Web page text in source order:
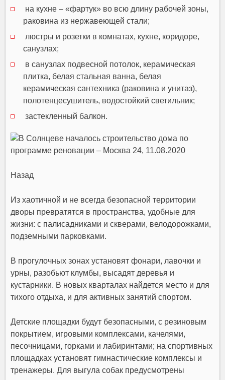
на кухне – «фартук» во всю длину рабочей зоны,
раковина из нержавеющей стали;
люстры и розетки в комнатах, кухне, коридоре,
санузлах;
в санузлах подвесной потолок, керамическая
плитка, белая стальная ванна, белая
керамическая сантехника (раковина и унитаз),
полотенцесушитель, водостойкий светильник;
застекленный балкон.
Назад
Из хаотичной и не всегда безопасной территории
дворы превратятся в пространства, удобные для
жизни: с палисадниками и скверами, велодорожками,
подземными парковками.
В прогулочных зонах установят фонари, лавочки и
урны, разобьют клумбы, высадят деревья и
кустарники. В новых кварталах найдется место и для
тихого отдыха, и для активных занятий спортом.
Детские площадки будут безопасными, с резиновым
покрытием, игровыми комплексами, качелями,
песочницами, горками и лабиринтами; на спортивных
площадках установят гимнастические комплексы и
тренажеры. Для выгула собак предусмотрены